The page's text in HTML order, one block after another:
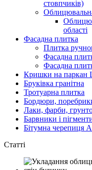
стовпчиків)
області
Фасадна плитка
Плитка
Фасадна
Фасадна
Кришки на паркан
Бруківка гранітна
Тротуарна плитка
Бордюри,
Лаки, фарби,
Барвники і
Бітумна черепиця
Статті